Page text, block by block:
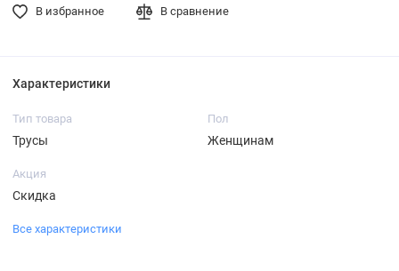
В избранное В сравнение
Характеристики
Тип товара
Трусы
Пол
Женщинам
Акция
Скидка
Все характеристики